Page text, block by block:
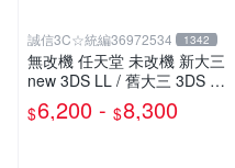
誠信3C☆統編36972534 1342
無改機 任天堂 未改機 新大三
new 3DS LL / 舊大三 3DS LL
/ 二手功能正常 原廠主機 含
充電器
$6,200 - $8,300